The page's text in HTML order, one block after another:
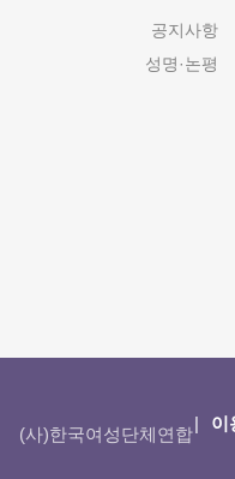
공지사항
성명·논평
(사)한국여성단체연합
이